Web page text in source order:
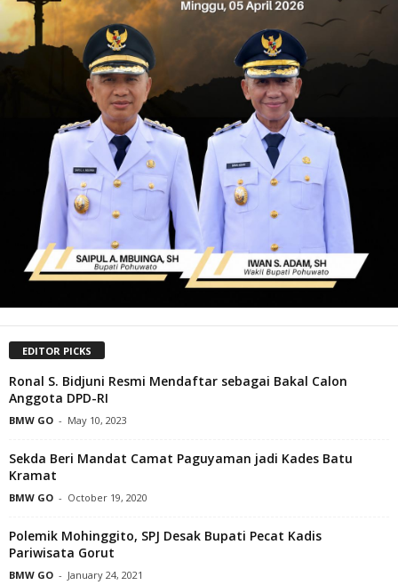
EDITOR PICKS
Ronal S. Bidjuni Resmi Mendaftar sebagai Bakal Calon
Anggota DPD-RI
BMW GO - May 10, 2023
Sekda Beri Mandat Camat Paguyaman jadi Kades Batu
Kramat
BMW GO - October 19, 2020
Polemik Mohinggito, SPJ Desak Bupati Pecat Kadis
Pariwisata Gorut
BMW GO - January 24, 2021